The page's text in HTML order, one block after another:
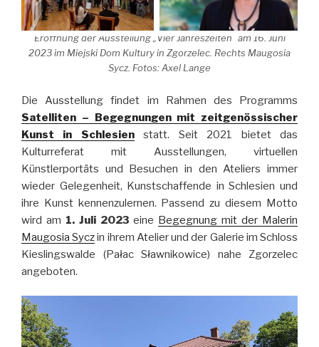
Eröffnung der Ausstellung „Vier Jahreszeiten“ am 16. Juni
2023 im Miejski Dom Kultury in Zgorzelec. Rechts Maugosia
Sycz. Fotos: Axel Lange
Die Ausstellung findet im Rahmen des Programms
Satelliten – Begegnungen mit zeitgenössischer
Kunst in Schlesienstatt. Seit 2021 bietet das
Kulturreferat mit Ausstellungen, virtuellen
Künstlerportäts und Besuchen in den Ateliers immer
wieder Gelegenheit, Kunstschaffende in Schlesien und
ihre Kunst kennenzulernen. Passend zu diesem Motto
wird am 1. Juli 2023eine Begegnung mit der Malerin
Maugosia Syczin ihrem Atelier und der Galerie im Schloss
Kieslingswalde (Pałac Sławnikowice) nahe Zgorzelec
angeboten.